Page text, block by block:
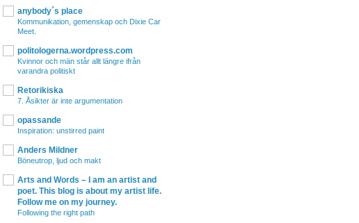
anybody´s place
Kommunikation, gemenskap och Dixie Car
Meet.
politologerna.wordpress.com
Kvinnor och män står allt längre ifrån
varandra politiskt
Retorikiska
7. Åsikter är inte argumentation
opassande
Inspiration: unstirred paint
Anders Mildner
Böneutrop, ljud och makt
Arts and Words – I am an artist and
poet. This blog is about my artist life.
Follow me on my journey.
Following the right path